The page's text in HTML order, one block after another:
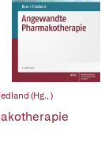
(Hg., )